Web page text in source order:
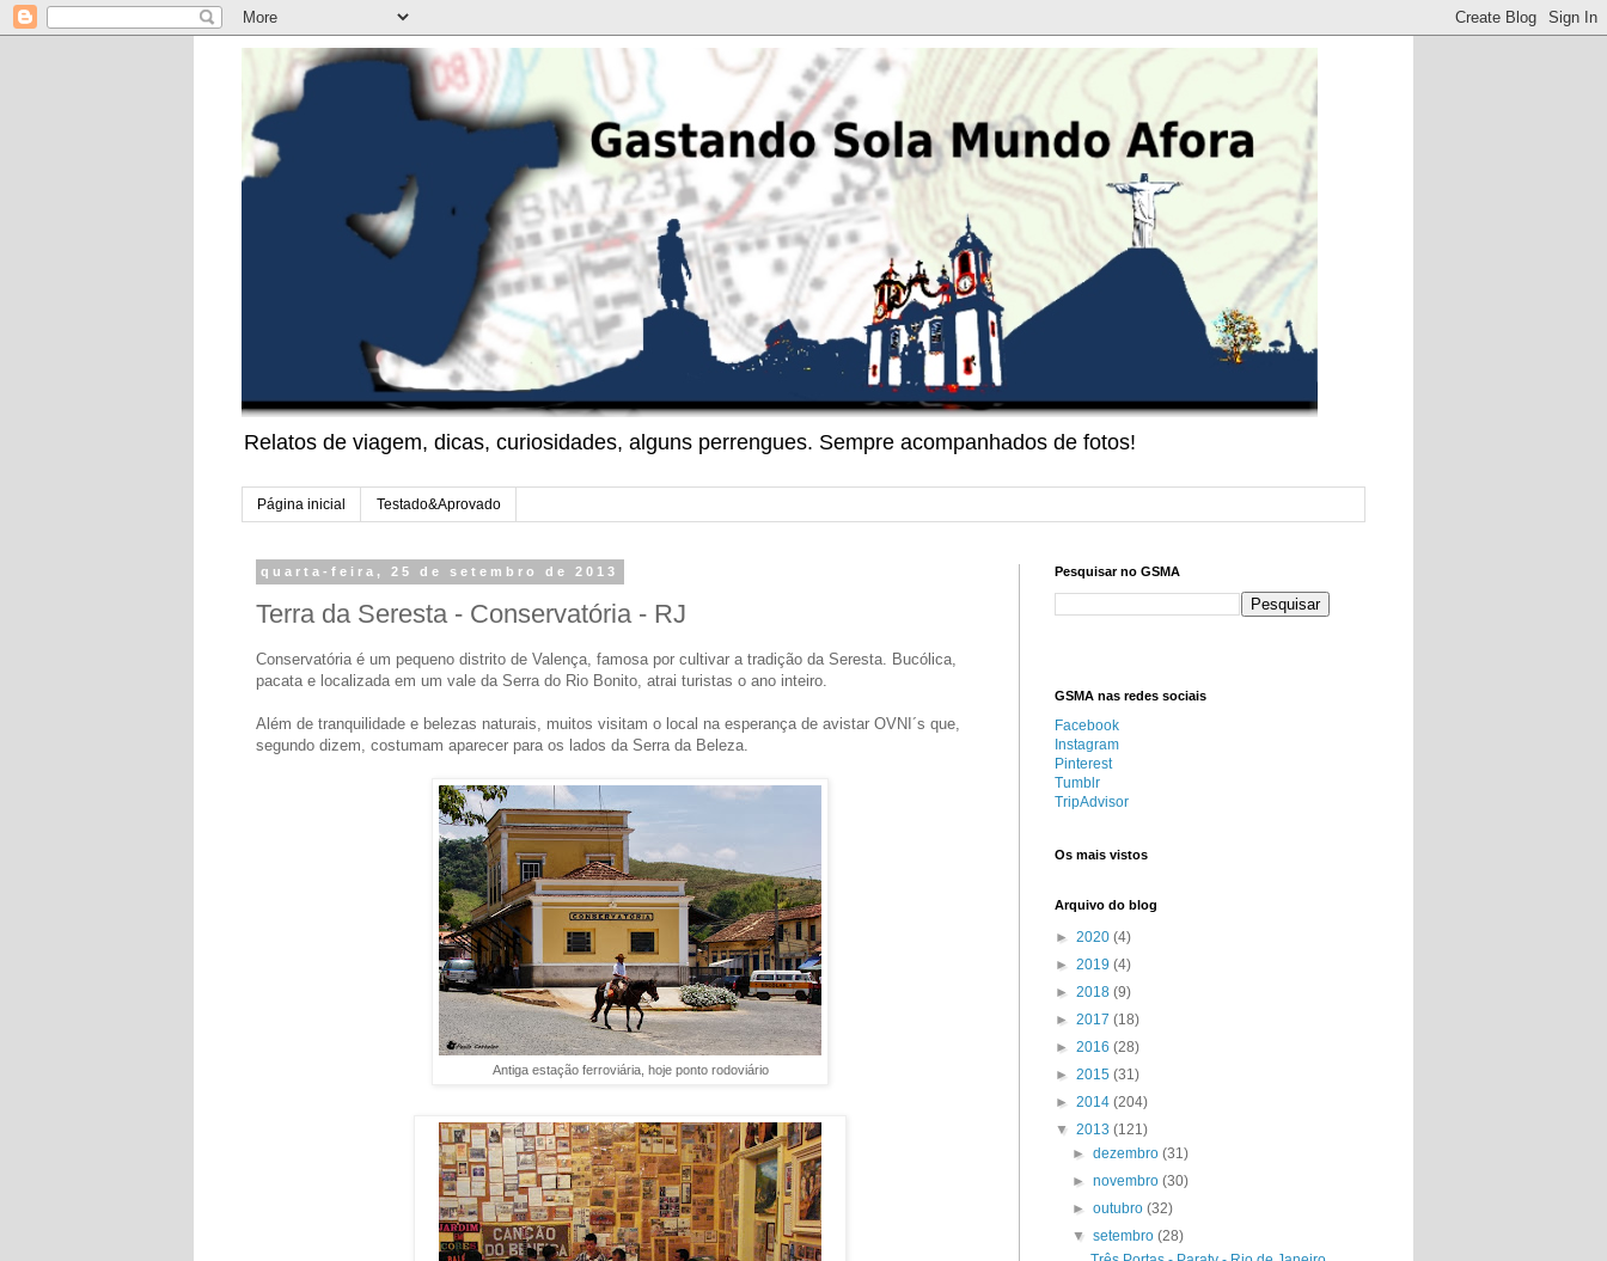
Relatos de viagem, dicas, curiosidades, alguns perrengues. Sempre acompanhados de fotos!
Página inicial Testado&Aprovado
quarta-feira, 25 de setembro de 2013
Terra da Seresta - Conservatória - RJ
Conservatória é um pequeno distrito de Valença, famosa por cultivar a tradição da Seresta. Bucólica,
pacata e localizada em um vale da Serra do Rio Bonito, atrai turistas o ano inteiro.
Além de tranquilidade e belezas naturais, muitos visitam o local na esperança de avistar OVNI´s que,
segundo dizem, costumam aparecer para os lados da Serra da Beleza.
Antiga estação ferroviária, hoje ponto rodoviário
Pesquisar no GSMA
GSMA nas redes sociais
Facebook
Instagram
Pinterest
Tumblr
TripAdvisor
Os mais vistos
Arquivo do blog
► 2020 (4)
► 2019 (4)
► 2018 (9)
► 2017 (18)
► 2016 (28)
► 2015 (31)
► 2014 (204)
▼ 2013 (121)
►dezembro(31)
►novembro(30)
►outubro(32)
▼setembro(28)